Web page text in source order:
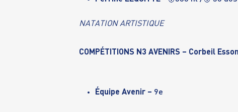
NATATION ARTISTIQUE
COMPÉTITIONS N3 AVENIRS – Corbeil
Équipe Avenir – 9e